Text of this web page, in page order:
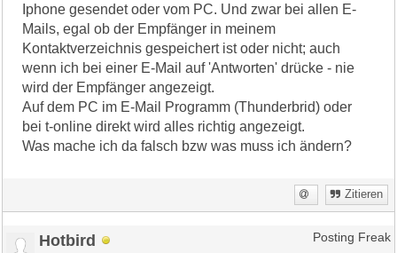
Iphone gesendet oder vom PC. Und zwar bei allen E-
Mails, egal ob der Empfänger in meinem
Kontaktverzeichnis gespeichert ist oder nicht; auch
wenn ich bei einer E-Mail auf 'Antworten' drücke - nie
wird der Empfänger angezeigt.
Auf dem PC im E-Mail Programm (Thunderbrid) oder
bei t-online direkt wird alles richtig angezeigt.
Was mache ich da falsch bzw was muss ich ändern?
Zitieren
Hotbird Posting Freak